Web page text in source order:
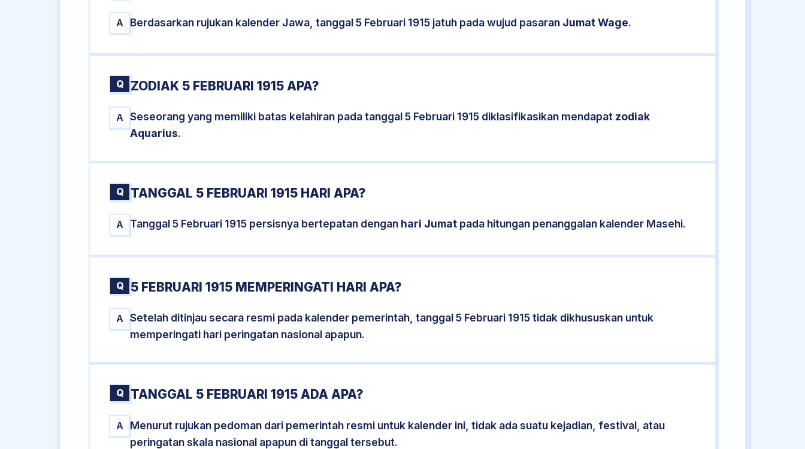
A Berdasarkan rujukan kalender Jawa, tanggal 5 Februari 1915 jatuh pada wujud pasaran Jumat Wage.
Q ZODIAK 5 FEBRUARI 1915 APA?
A Seseorang yang memiliki batas kelahiran pada tanggal 5 Februari 1915 diklasifikasikan mendapat zodiak
Aquarius.
Q TANGGAL 5 FEBRUARI 1915 HARI APA?
A Tanggal 5 Februari 1915 persisnya bertepatan dengan hari Jumat pada hitungan penanggalan kalender Masehi.
Q 5 FEBRUARI 1915 MEMPERINGATI HARI APA?
A Setelah ditinjau secara resmi pada kalender pemerintah, tanggal 5 Februari 1915 tidak dikhususkan untuk
memperingati hari peringatan nasional apapun.
Q TANGGAL 5 FEBRUARI 1915 ADA APA?
A
Menurut rujukan pedoman dari pemerintah resmi untuk kalender ini, tidak ada suatu kejadian, festival, atau
peringatan skala nasional apapun di tanggal tersebut.